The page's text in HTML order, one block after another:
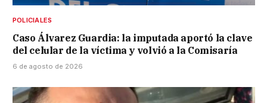
POLICIALES
Caso Álvarez Guardia: la imputada aportó la clave
del celular de la víctima y volvió a la Comisaría
6 de agosto de 2026